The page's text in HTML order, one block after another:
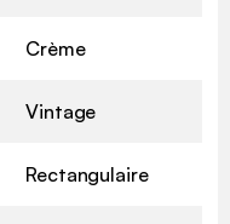
Crème
Vintage
Rectangulaire